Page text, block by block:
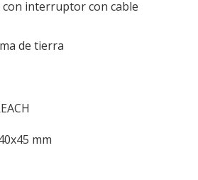
con interruptor con cable
de tierra
mm